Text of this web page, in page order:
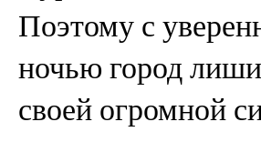
Поэтому с
ночью город
своей огромной